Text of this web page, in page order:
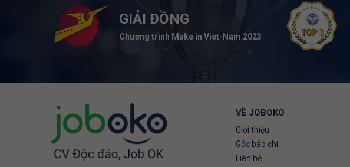
GIẢI ĐỒNG
Chương trình Make in Viet-Nam 2023
VỀ JOBOKO
Giới thiệu
Góc báo chí
Liên hệ